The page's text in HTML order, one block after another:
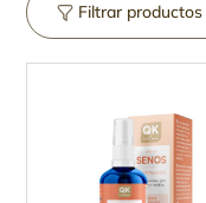
Filtrar productos